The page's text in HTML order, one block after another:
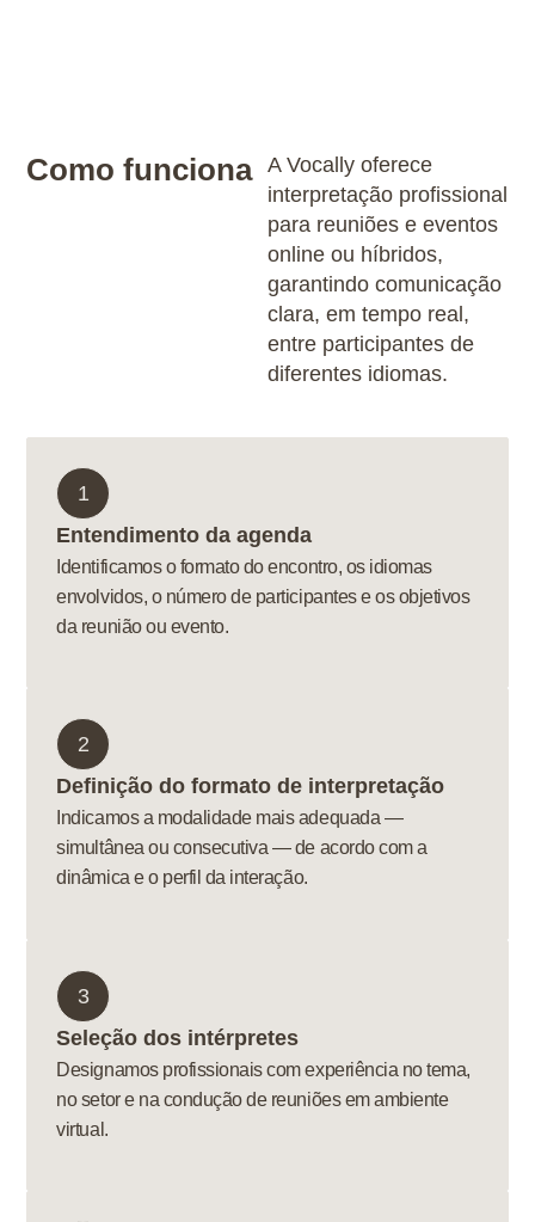
1
Entendimento da agenda
Identificamos o formato do encontro, os idiomas
envolvidos, o número de participantes e os objetivos
da reunião ou evento.
2
Definição do formato de interpretação
Indicamos a modalidade mais adequada —
simultânea ou consecutiva — de acordo com a
dinâmica e o perfil da interação.
3
Seleção dos intérpretes
Designamos profissionais com experiência no tema,
no setor e na condução de reuniões em ambiente
virtual.
Como funciona
A Vocally oferece
interpretação profissional
para reuniões e eventos
online ou híbridos,
garantindo comunicação
clara, em tempo real,
entre participantes de
diferentes idiomas.